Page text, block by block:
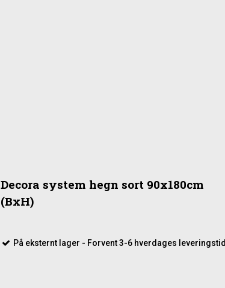
Decora system hegn sort 90x180cm
(BxH)
På eksternt lager - Forvent 3-6 hverdages leveringstid